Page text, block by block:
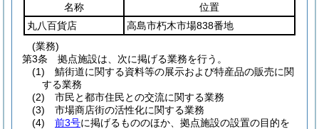
名称
位置
丸八百貨店
高島市朽木市場838番地
(業務)
第3条
拠点施設は、次に掲げる業務を行う。
(1)
鯖街道に関する資料等の展示および特産品の販売に関
する業務
(2)
市民と都市住民との交流に関する業務
(3)
市場商店街の活性化に関する業務
(4)
前3号に掲げるもののほか、拠点施設の設置の目的を